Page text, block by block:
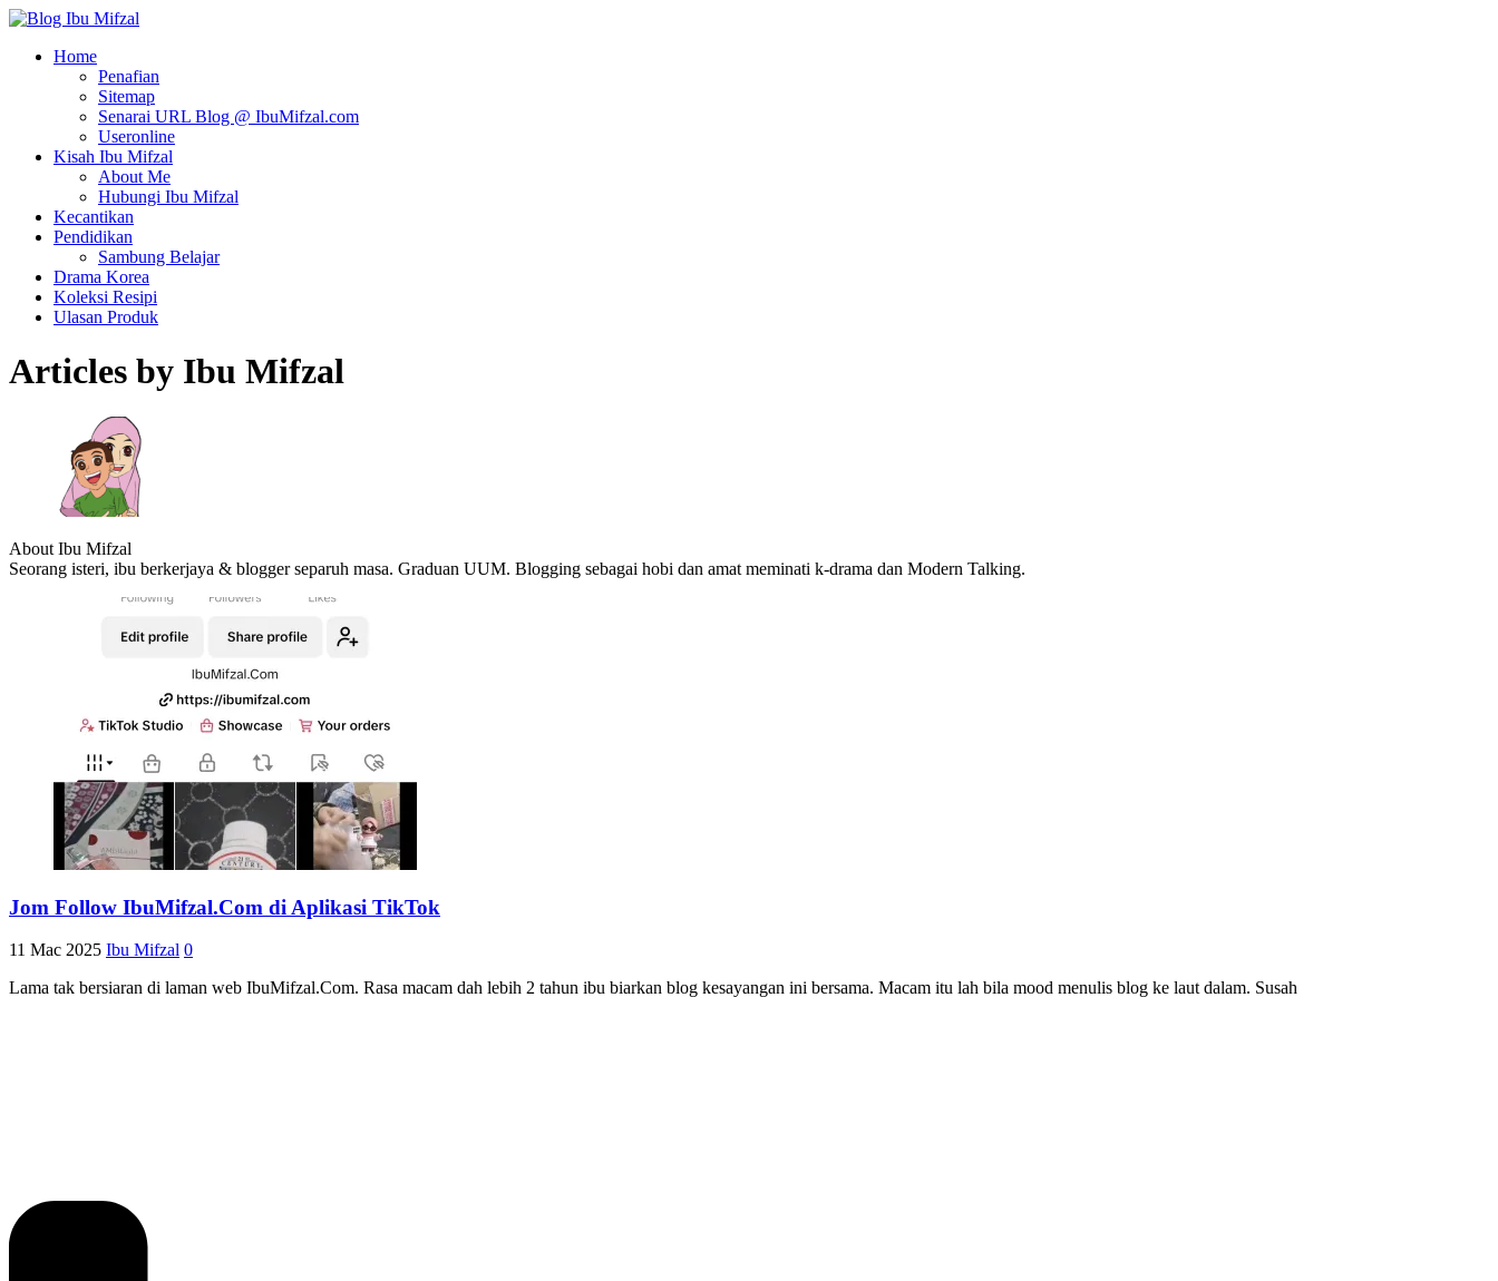
Home
Penafian
Sitemap
Senarai URL Blog @ IbuMifzal.com
Useronline
Kisah Ibu Mifzal
About Me
Hubungi Ibu Mifzal
Kecantikan
Pendidikan
Sambung Belajar
Drama Korea
Koleksi Resipi
Ulasan Produk
Articles by Ibu Mifzal
About Ibu Mifzal
Seorang isteri, ibu berkerjaya & blogger separuh masa. Graduan UUM. Blogging sebagai hobi dan amat meminati k-drama dan Modern Talking.
Jom Follow IbuMifzal.Com di Aplikasi TikTok
11 Mac 2025 Ibu Mifzal 0
Lama tak bersiaran di laman web IbuMifzal.Com. Rasa macam dah lebih 2 tahun ibu biarkan blog kesayangan ini bersama. Macam itu lah bila mood menulis blog ke laut dalam. Susah